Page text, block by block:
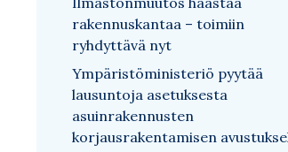
rakennuskantaa – toimiin
ryhdyttävä nyt
Ympäristöministeriö pyytää
lausuntoja asetuksesta
asuinrakennusten
korjausrakentamisen